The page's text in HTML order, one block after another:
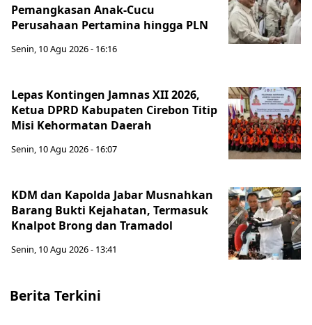
Pemangkasan Anak-Cucu
Perusahaan Pertamina hingga PLN
Senin, 10 Agu 2026 - 16:16
Lepas Kontingen Jamnas XII 2026,
Ketua DPRD Kabupaten Cirebon Titip
Misi Kehormatan Daerah
Senin, 10 Agu 2026 - 16:07
KDM dan Kapolda Jabar Musnahkan
Barang Bukti Kejahatan, Termasuk
Knalpot Brong dan Tramadol
Senin, 10 Agu 2026 - 13:41
Berita Terkini